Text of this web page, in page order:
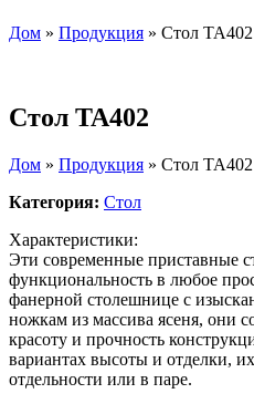
Дом » Продукция » Стол TA402
Стол TA402
Дом » Продукция » Стол TA402
Категория: Стол
Характеристики:
Эти современные приставные
функциональность в любое
фанерной столешнице с
ножкам из массива ясеня, они
красоту и прочность
вариантах высоты и отделки,
отдельности или в паре.